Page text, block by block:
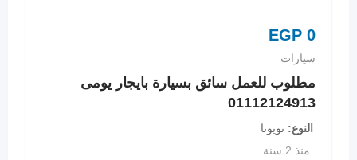
EGP 0
سيارات
مطلوب للعمل سائق بسيارة بايجار يومى
01112124913
النوع
تويوتا
منذ 2 سنة